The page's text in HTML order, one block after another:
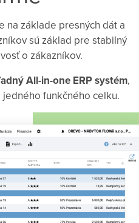
na základe presných dát a
sú základ pre stabilný
o zákazníkov.
All-in-one ERP systém,
funkčného celku.